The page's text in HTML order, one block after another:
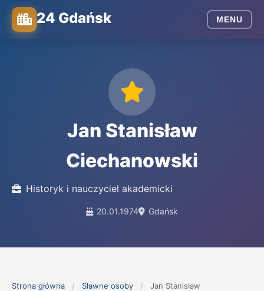
24 Gdańsk MENU
Jan Stanisław
Ciechanowski
Historyk i nauczyciel akademicki
20.01.1974 Gdańsk
Strona główna / Sławne osoby /
Jan Stanisław